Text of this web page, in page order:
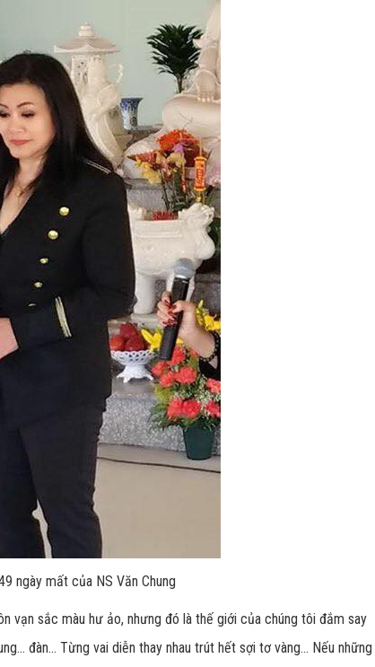
ngày mất của NS Văn Chung
vạn sắc màu hư ảo, nhưng đó là thế giới của chúng tôi đắm say
đàn... Từng vai diễn thay nhau trút hết sợi tơ vàng... Nếu những